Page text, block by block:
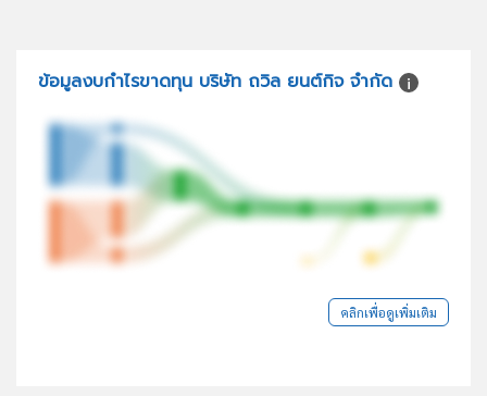
ข้อมูลงบกำไรขาดทุน บริษัท ถวิล ยนต์กิจ จำกัด
คลิกเพื่อดูเพิ่มเติม